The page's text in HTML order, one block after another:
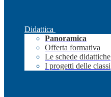
Didattica
Panoramica
Offerta formativa
Le schede didattiche
I progetti delle classi